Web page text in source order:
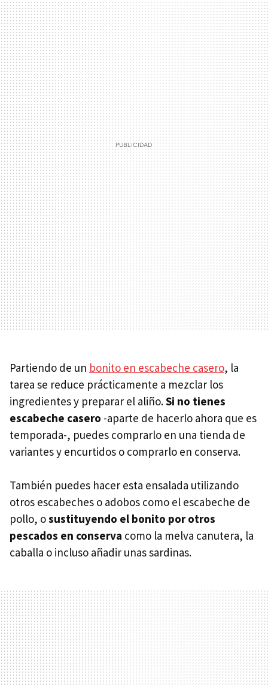
Partiendo de un bonito en escabeche casero, la
tarea se reduce prácticamente a mezclar los
ingredientes y preparar el aliño.Si no tienes
escabeche casero -aparte de hacerlo ahora que es
temporada-, puedes comprarlo en una tienda de
variantes y encurtidos o comprarlo en conserva.
También puedes hacer esta ensalada utilizando
otros escabeches o adobos como el escabeche de
pollo, osustituyendo el bonito por otros
pescados en conserva como la melva canutera, la
caballa o incluso añadir unas sardinas.